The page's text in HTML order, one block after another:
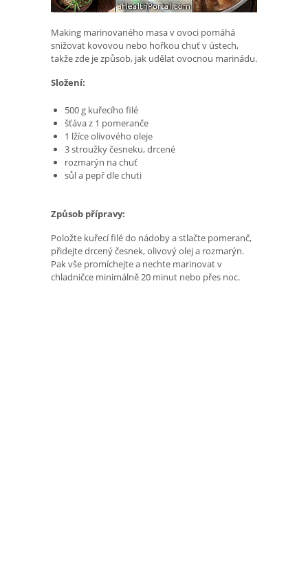
Making marinovaného masa v ovoci pomáhá
snižovat kovovou nebo hořkou chuť v ústech,
takže zde je způsob, jak udělat ovocnou marinádu.
Složení:
500 g kuřecího filé
šťáva z 1 pomeranče
1 lžíce olivového oleje
3 stroužky česneku, drcené
rozmarýn na chuť
sůl a pepř dle chuti
Způsob přípravy:
Položte kuřecí filé do nádoby a stlačte pomeranč,
přidejte drcený česnek, olivový olej a rozmarýn.
Pak vše promíchejte a nechte marinovat v
chladničce minimálně 20 minut nebo přes noc.